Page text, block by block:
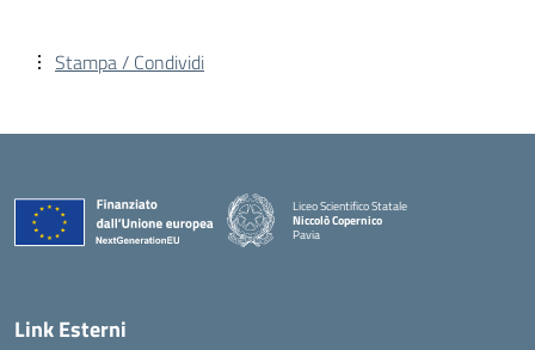
Stampa / Condividi
Liceo Scientifico Statale
Niccolò Copernico
Pavia
Link Esterni